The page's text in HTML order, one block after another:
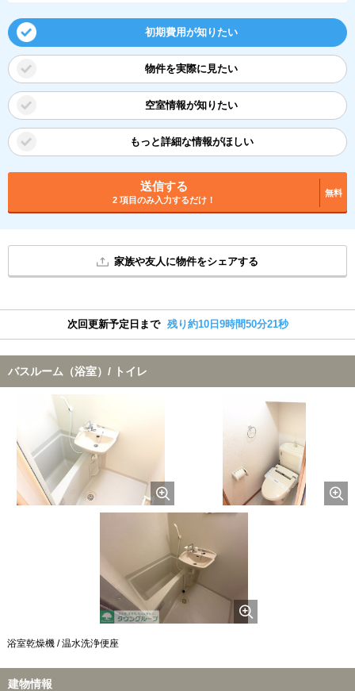
初期費用が知りたい
物件を実際に見たい
空室情報が知りたい
もっと詳細な情報がほしい
送信する
2 項目のみ入力するだけ！
無料
家族や友人に物件をシェアする
次回更新予定日まで 残り約10日9時間50分20秒
バスルーム（浴室）/ トイレ
浴室乾燥機 / 温水洗浄便座
建物情報